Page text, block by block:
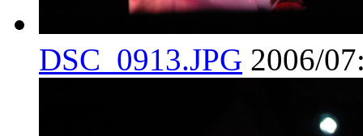
DSC_0913.JPG 2006/